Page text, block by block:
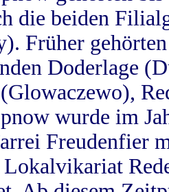
die beiden
Früher
Doderlage
wurde im
Freudenfier
Lokalvikariat